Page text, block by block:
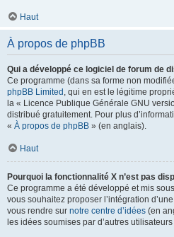
Haut
À propos de phpBB
Qui a développé ce logiciel de forum de
Ce programme (dans sa forme non
phpBB Limited , qui en est le légitime
la « Licence Publique Générale GNU
distribué gratuitement. Pour plus
« À propos de phpBB » (en anglais).
Haut
Pourquoi la fonctionnalité X n’est pas
Ce programme a été développé et mis
vous souhaitez proposer l’intégration
vous rendre sur notre centre d’idées (en
les idées soumises par d’autres